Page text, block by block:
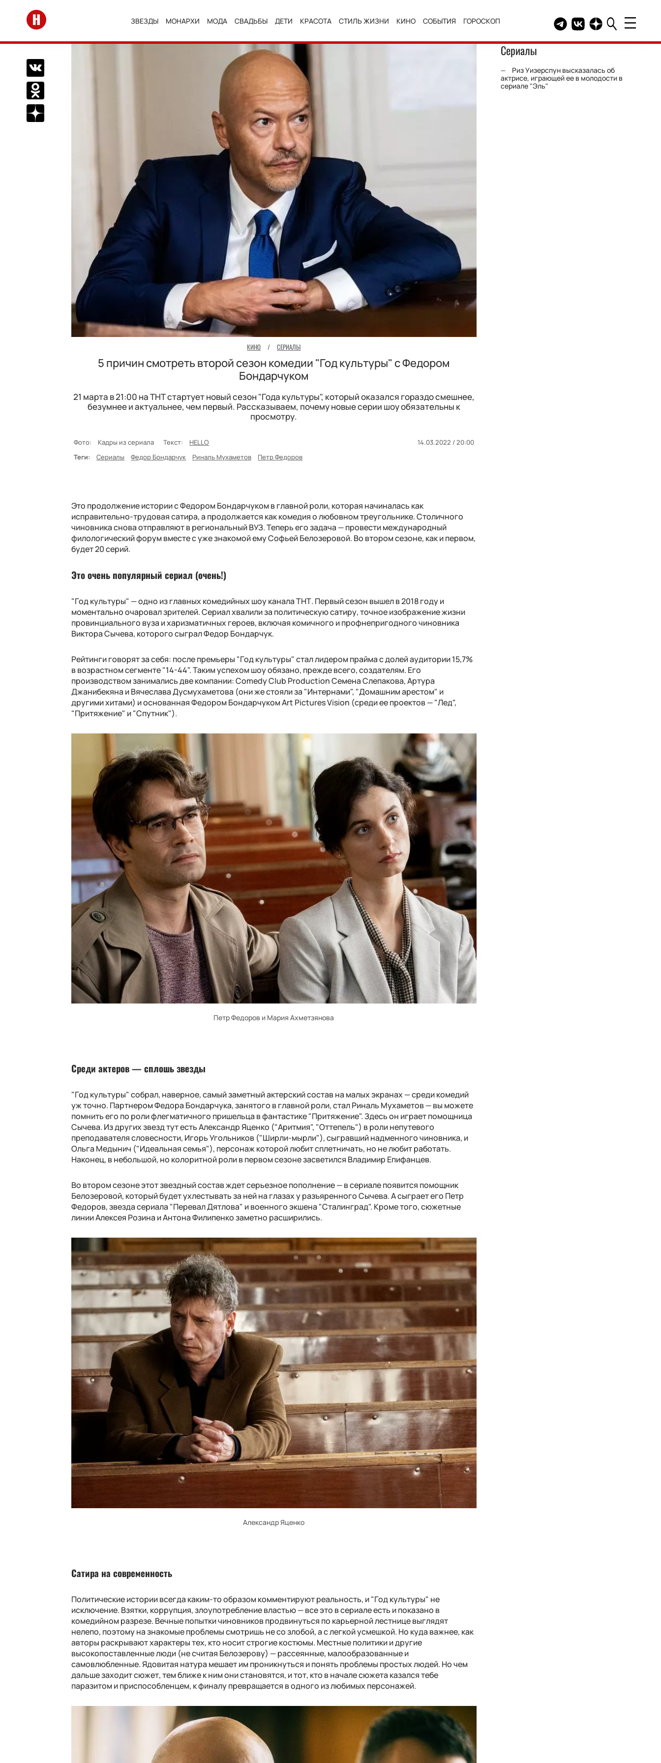
Перейти на главную
ЗВЕЗДЫ МОНАРХИ МОДА СВАДЬБЫ ДЕТИ КРАСОТА СТИЛЬ ЖИЗНИ КИНО СОБЫТИЯ ГОРОСКОП Telegram канал HELLO
Группа HELLO
Канал HELLO в
Поделиться Вконтакте
Поделиться в Одноклассниках
Подписаться на нас в Дзен
КИНО / СЕРИАЛЫ
5 причин смотреть второй сезон комедии "Год культуры" с Федором
Бондарчуком
21 марта в 21:00 на ТНТ стартует новый сезон "Года культуры", который оказался гораздо смешнее,
безумнее и актуальнее, чем первый. Рассказываем, почему новые серии шоу обязательны к
просмотру.
Фото: Кадры из сериала Текст: HELLO
14.03.2022 / 20:00
Теги:
Сериалы Федор Бондарчук Риналь Мухаметов Петр Федоров
Это продолжение истории с Федором Бондарчуком в главной роли, которая начиналась как
исправительно-трудовая сатира, а продолжается как комедия о любовном треугольнике. Столичного
чиновника снова отправляют в региональный ВУЗ. Теперь его задача — провести международный
филологический форум вместе с уже знакомой ему Софьей Белозеровой. Во втором сезоне, как и первом,
будет 20 серий.
Это очень популярный сериал (очень!)
"Год культуры" — одно из главных комедийных шоу канала ТНТ. Первый сезон вышел в 2018 году и
моментально очаровал зрителей. Сериал хвалили за политическую сатиру, точное изображение жизни
провинциального вуза и харизматичных героев, включая комичного и профнепригодного чиновника
Виктора Сычева, которого сыграл Федор Бондарчук.
Рейтинги говорят за себя: после премьеры "Год культуры" стал лидером прайма с долей аудитории 15,7%
в возрастном сегменте "14-44". Таким успехом шоу обязано, прежде всего, создателям. Его
производством занимались две компании: Comedy Club Production Семена Слепакова, Артура
Джанибекяна и Вячеслава Дусмухаметова (они же стояли за "Интернами", "Домашним арестом" и
другими хитами) и основанная Федором Бондарчуком Art Pictures Vision (среди ее проектов — "Лед",
"Притяжение" и "Спутник").
Петр Федоров и Мария Ахметзянова
Среди актеров — сплошь звезды
"Год культуры" собрал, наверное, самый заметный актерский состав на малых экранах — среди комедий
уж точно. Партнером Федора Бондарчука, занятого в главной роли, стал Риналь Мухаметов — вы можете
помнить его по роли флегматичного пришельца в фантастике "Притяжение". Здесь он играет помощница
Сычева. Из других звезд тут есть Александр Яценко ("Аритмия", "Оттепель") в роли непутевого
преподавателя словесности, Игорь Угольников ("Ширли-мырли"), сыгравший надменного чиновника, и
Ольга Медынич ("Идеальная семья"), персонаж которой любит сплетничать, но не любит работать.
Наконец, в небольшой, но колоритной роли в первом сезоне засветился Владимир Епифанцев.
Во втором сезоне этот звездный состав ждет серьезное пополнение — в сериале появится помощник
Белозеровой, который будет ухлестывать за ней на глазах у разъяренного Сычева. А сыграет его Петр
Федоров, звезда сериала "Перевал Дятлова" и военного экшена "Сталинград". Кроме того, сюжетные
линии Алексея Розина и Антона Филипенко заметно расширились.
Александр Яценко
Сатира на современность
Политические истории всегда каким-то образом комментируют реальность, и "Год культуры" не
исключение. Взятки, коррупция, злоупотребление властью — все это в сериале есть и показано в
комедийном разрезе. Вечные попытки чиновников продвинуться по карьерной лестнице выглядят
нелепо, поэтому на знакомые проблемы смотришь не со злобой, а с легкой усмешкой. Но куда важнее, как
авторы раскрывают характеры тех, кто носит строгие костюмы. Местные политики и другие
высокопоставленные люди (не считая Белозерову) — рассеянные, малообразованные и
самовлюбленные. Ядовитая натура мешает им проникнуться и понять проблемы простых людей. Но чем
дальше заходит сюжет, тем ближе к ним они становятся, и тот, кто в начале сюжета казался тебе
паразитом и приспособленцем, к финалу превращается в одного из любимых персонажей.
Сериалы
Риз Уизерспун высказалась об
актрисе, играющей ее в молодости в
сериале "Эль"